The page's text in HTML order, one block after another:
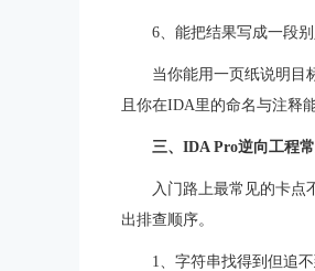
6、能把结果写成一段
当你能用一页纸说明目
且你在IDA里的命名与注释
三、IDA Pro逆向工程
入门路上最常见的卡点
出排查顺序。
1、字符串找得到但追